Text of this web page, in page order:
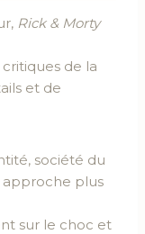
Rick & Morty
de la
et de
société du
approche plus
sur le choc et